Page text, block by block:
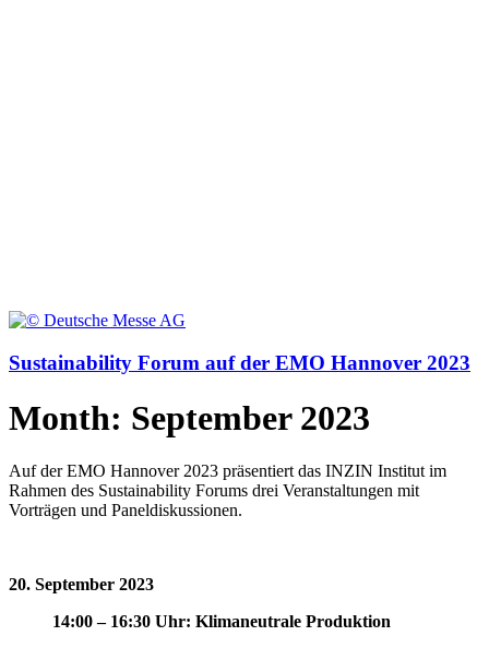
Sustainability Forum auf der EMO Hannover 2023
Month: September 2023
Auf der EMO Hannover 2023 präsentiert das INZIN Institut im
Rahmen des Sustainability Forums drei Veranstaltungen mit
Vorträgen und Paneldiskussionen.
20. September 2023
14:00 – 16:30 Uhr: Klimaneutrale Produktion